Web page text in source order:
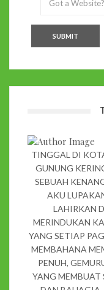
TINGGAL DI
GUNUNG
SEBUAH
AKU
LAHIRKAN
MERINDUKAN
YANG SETIAP
MEMBAHANA
PENUH,
YANG MEMBUAT